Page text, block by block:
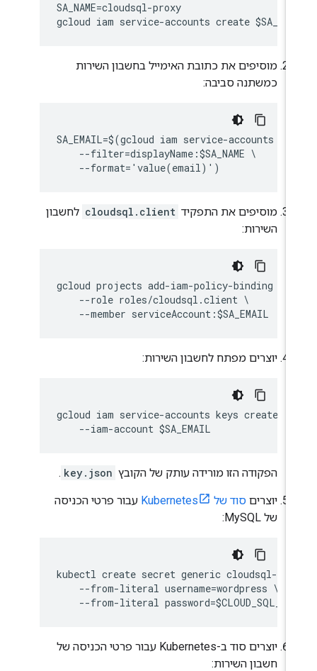
SA_NAME=cloudsql-proxy
מוסיפים את כתובת האימייל בחשבון השירות
כמשתנה סביבה:
SA_EMAIL=$(gcloud iam service-accounts
    --filter=displayName:$SA_NAME \
מוסיפים את התפקיד cloudsql.client לחשבון
השירות:
gcloud projects add-iam-policy-binding
    --role roles/cloudsql.client \
יוצרים מפתח לחשבון השירות:
gcloud iam service-accounts keys create
הפקודה הזו מורידה עותק של הקובץ key.json
.
יוצריםסוד של Kubernetes
עבור פרטי הכניסה
kubectl create secret generic cloudsql-
    --from-literal username=wordpress \
יוצרים סוד ב-Kubernetes עבור פרטי הכניסה של
חשבון השירות: